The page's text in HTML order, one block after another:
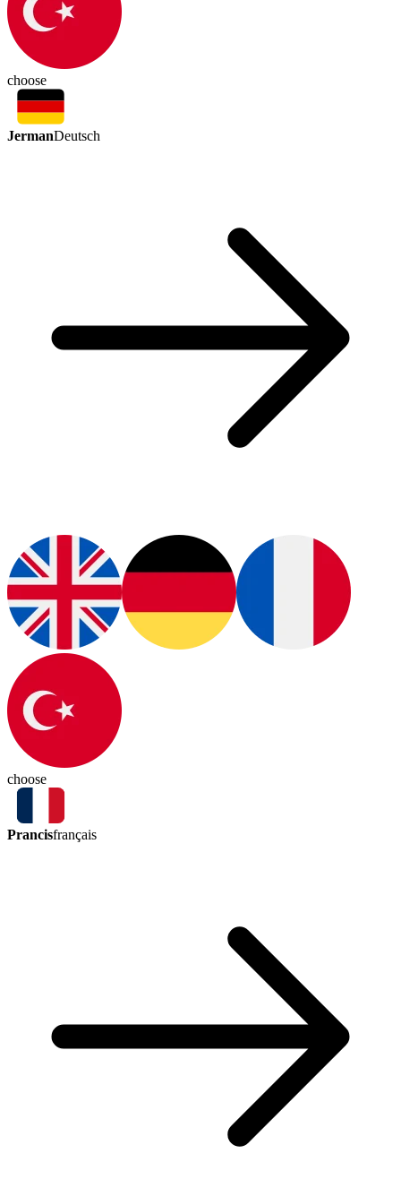
choose
JermanDeutsch
choose
Prancisfrançais